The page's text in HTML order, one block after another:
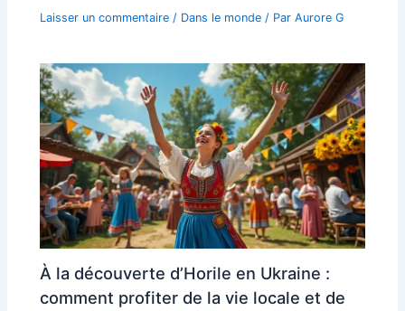
Laisser un commentaire / Dans le monde / ParAurore G
À la découverte d’Horile en Ukraine :
comment profiter de la vie locale et de